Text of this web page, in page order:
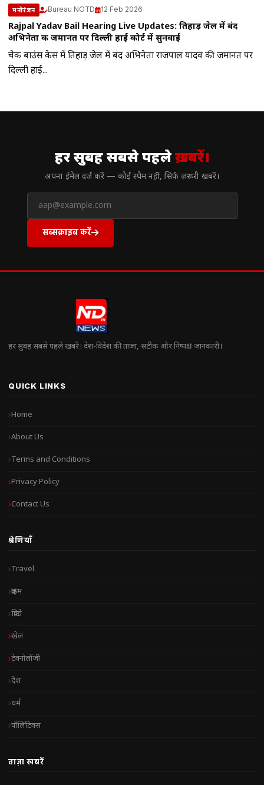
मनोरंजन Bureau NOTD 12 Feb 2026
Rajpal Yadav Bail Hearing Live Updates: तिहाड़ जेल में बंद
अभिनेता की जमानत पर दिल्ली हाई कोर्ट में सुनवाई
चेक बाउंस केस में तिहाड़ जेल में बंद अभिनेता राजपाल यादव की जमानत पर
दिल्ली हाई...
हर सुबह सबसे पहलेख़बरें।
अपना ईमेल दर्ज करें — कोई स्पैम नहीं, सिर्फ ज़रूरी खबरें।
सब्सक्राइब करें
हर सुबह सबसे पहले खबरें। देश-विदेश की ताज़ा, सटीक और निष्पक्ष जानकारी।
QUICK LINKS
Home
About Us
Terms and Conditions
Privacy Policy
Contact Us
श्रेणियाँ
Travel
क्राइम
क्रिप्टो
खेल
टेक्नोलॉजी
देश
धर्म
पॉलिटिक्स
ताज़ा खबरें